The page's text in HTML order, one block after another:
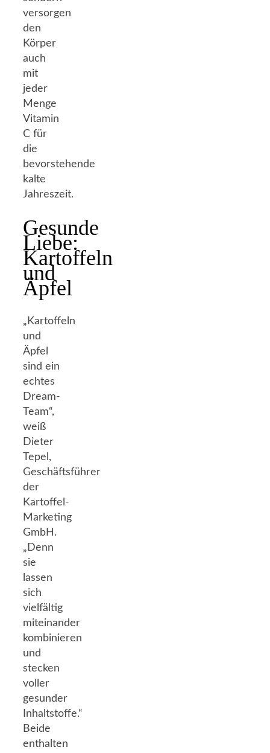
versorgen
den
Körper
auch
mit
jeder
Menge
Vitamin
C für
die
bevorstehende
kalte
Jahreszeit.
Gesunde
Liebe:
Kartoffeln
und
Äpfel
„Kartoffeln
und
Äpfel
sind ein
echtes
Dream-
Team“,
weiß
Dieter
Tepel,
Geschäftsführer
der
Kartoffel-
Marketing
GmbH.
„Denn
sie
lassen
sich
vielfältig
miteinander
kombinieren
und
stecken
voller
gesunder
Inhaltstoffe.“
Beide
enthalten